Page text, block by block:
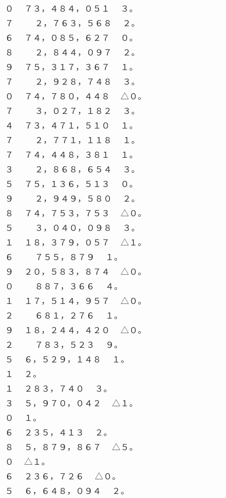
０ ７３，４８４，０５１ ３。
７ ２，７６３，５６８ ２。
６ ７４，０８５，６２７ ０。
８ ２，８４４，０９７ ２。
９ ７５，３１７，３６７ １。
７ ２，９２８，７４８ ３。
０ ７４，７８０，４４８ △０。
７ ３，０２７，１８２ ３。
４ ７３，４７１，５１０ １。
７ ２，７７１，１１８ １。
７ ７４，４４８，３８１ １。
３ ２，８６８，６５４ ３。
５ ７５，１３６，５１３ ０。
９ ２，９４９，５８０ ２。
８ ７４，７５３，７５３ △０。
５ ３，０４０，０９８ ３。
１ １８，３７９，０５７ △１。
６ ７５５，８７９ １。
９ ２０，５８３，８７４ △０。
０ ８８７，３６６ ４。
１ １７，５１４，９５７ △０。
２ ６８１，２７６ １。
９ １８，２４４，４２０ △０。
２ ７８３，５２３ ９。
５ ６，５２９，１４８ １。
１ ２。
１ ２８３，７４０ ３。
３ ５，９７０，０４２ △１。
０ １。
６ ２３５，４１３ ２。
８ ５，８７９，８６７ △５。
０ △１。
６ ２３６，７２６ △０。
５ ６，６４８，０９４ ２。